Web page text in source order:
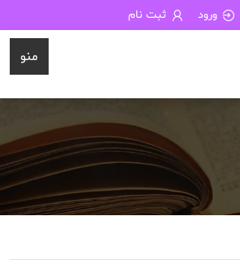
ورود ثبت نام
منو